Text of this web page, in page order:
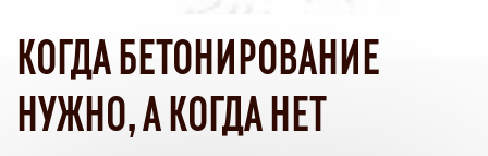
КОГДА БЕТОНИРОВАНИЕ
НУЖНО, А КОГДА НЕТ